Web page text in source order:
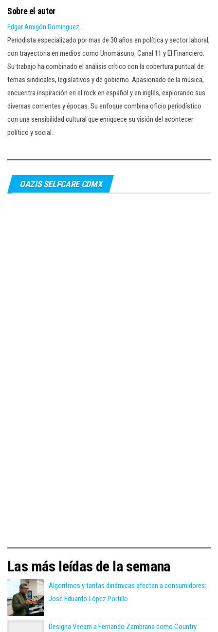
Sobre el autor
Edgar Amigón Dominguez
Periodista especializado por mas de 30 años en política y sector laboral,
con trayectoria en medios como Unomásuno, Canal 11 y El Financiero.
Su trabajo ha combinado el análisis crítico con la cobertura puntual de
temas sindicales, legislativos y de gobierno. Apasionado de la música,
encuentra inspiración en el rock en español y en inglés, explorando sus
diversas corrientes y épocas. Su enfoque combina oficio periodístico
con una sensibilidad cultural que enriquece su visión del acontecer
político y social.
OAZIS SELFCARE CDMX
Las más leídas de la semana
Algoritmos y tarifas dinámicas afectan a consumidores:
José Eduardo López Portillo
Designa Veeam a Fernando Zambrana como Country